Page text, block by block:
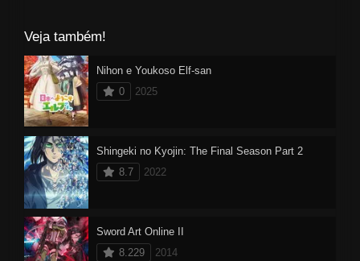
Veja também!
Nihon e Youkoso Elf-san
0
2025
Shingeki no Kyojin: The Final Season Part 2
8.7
2022
Sword Art Online II
8.229
2014